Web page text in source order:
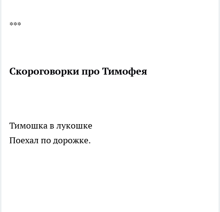
***
Скороговорки про Тимофея
Тимошка в лукошке
Поехал по дорожке.